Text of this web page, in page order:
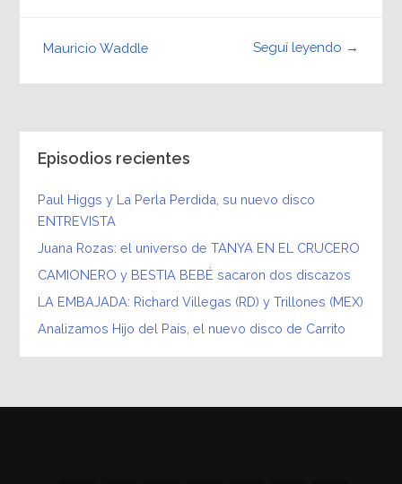
Seguí leyendo →
Mauricio Waddle
Episodios recientes
Paul Higgs y La Perla Perdida, su nuevo disco
ENTREVISTA
Juana Rozas: el universo de TANYA EN EL CRUCERO
CAMIONERO y BESTIA BEBÉ sacaron dos discazos
LA EMBAJADA: Richard Villegas (RD) y Trillones (MEX)
Analizamos Hijo del País, el nuevo disco de Carrito